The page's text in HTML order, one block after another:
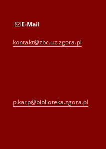
E-Mail
kontakt@zbc.uz.zgora.pl
p.karp@biblioteka.zgora.pl